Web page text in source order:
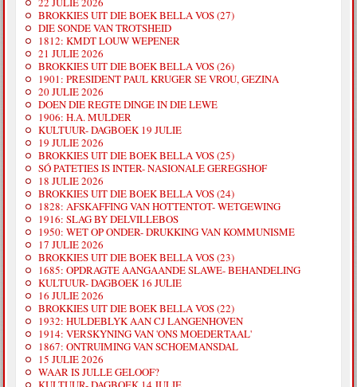
BROKKIES UIT DIE BOEK BELLA VOS (27)
DIE SONDE VAN TROTSHEID
1812: KMDT LOUW WEPENER
21 JULIE 2026
BROKKIES UIT DIE BOEK BELLA VOS (26)
1901: PRESIDENT PAUL KRUGER SE VROU, GEZINA
20 JULIE 2026
DOEN DIE REGTE DINGE IN DIE LEWE
1906: H.A. MULDER
KULTUUR- DAGBOEK 19 JULIE
19 JULIE 2026
BROKKIES UIT DIE BOEK BELLA VOS (25)
SÓ PATETIES IS INTER- NASIONALE GEREGSHOF
18 JULIE 2026
BROKKIES UIT DIE BOEK BELLA VOS (24)
1828: AFSKAFFING VAN HOTTENTOT- WETGEWING
1916: SLAG BY DELVILLEBOS
1950: WET OP ONDER- DRUKKING VAN KOMMUNISME
17 JULIE 2026
BROKKIES UIT DIE BOEK BELLA VOS (23)
1685: OPDRAGTE AANGAANDE SLAWE- BEHANDELING
KULTUUR- DAGBOEK 16 JULIE
16 JULIE 2026
BROKKIES UIT DIE BOEK BELLA VOS (22)
1932: HULDEBLYK AAN CJ LANGENHOVEN
1914: VERSKYNING VAN 'ONS MOEDERTAAL'
1867: ONTRUIMING VAN SCHOEMANSDAL
15 JULIE 2026
WAAR IS JULLE GELOOF?